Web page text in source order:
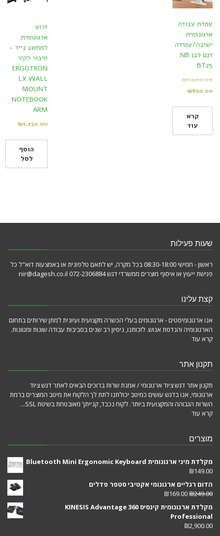
עמדת עבודה
ארגונומית
ישיבה/עמידה
דגם לבן NB
BT25
₪1,400.00
₪650.00
קרא
עוד
זרוע
ארגונומית
למחשב נייד –
חיבור לקיר
ERGOTRON
LX WALL
MOUNT
NOTEBOOK
ARM
₪1,250.00
הוסף
לסל
שעות פעילות
ראשון - חמישי 08:30-18:00 בכל מקרה, יש לתאם טלפונית או באמצעות דוא"ל כל
פגישת ייעוץ או איסוף מוצרים ממשרדי דגש 072-2306884 nir@dagesh.co.il
קצת עלינו
אנו ארגונומיסטים - ארגונומים בעלי הכשרה מקצועית ועיונית למתן שירותים בתחום
הארגונומיה והנדסת אנוש. לזכותנו, ניסיון רב שנים בסביבות עבודה שונות ומגוונות.
קרא עוד
תקנון אתר
תקנון אתר דגש ציוד ארגונומי / אמנת שרות ברוכים הבאים לאתר דגש ציוד
ארגונומי, אנו בדגש עושים כמיטב יכולתנו לתת לך הלקוח את מיטב המוצרים ברמת
השרות הגבוהה והמקצועית ביותר. לקוח נכבד, קנייתך מאובטחת בשיטת SSL...
קרא עוד
מוצרים
מקלדת מיני ארגונומית Bluetooth Mini Ergonomic Keyboard
₪149.00
הדום רגליים ארגונומי אקטיבי סטפר פדלים
₪249.00
₪169.00
מקלדת ארגונומית קינסיס KINESIS Advantage 360
Professional
₪2,900.00